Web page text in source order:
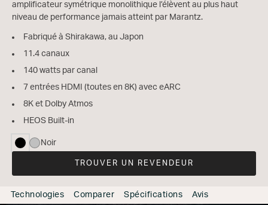
amplificateur symétrique monolithique l’élèvent au plus haut
niveau de performance jamais atteint par Marantz.
Fabriqué à Shirakawa, au Japon
11.4 canaux
140 watts par canal
7 entrées HDMI (toutes en 8K) avec eARC
8K et Dolby Atmos
HEOS Built-in
sélectionné
Noir
TROUVER UN REVENDEUR
Technologies Comparer Spécifications Avis